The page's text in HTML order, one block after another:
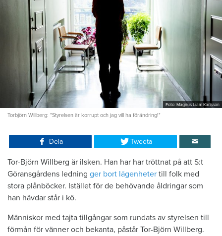
Foto: Magnus Liam Karlsson
Torbjörn Willberg: "Styrelsen är korrupt och jag vill ha förändring!"
Dela Tweeta
Tor-Björn Willberg är ilsken. Han har har tröttnat på att S:t
Göransgårdens ledning ger bort lägenheter till folk med
stora plånböcker. Istället för de behövande åldringar som
han hävdar står i kö.
Människor med tajta tillgångar som rundats av styrelsen till
förmån för vänner och bekanta, påstår Tor-Björn Willberg.